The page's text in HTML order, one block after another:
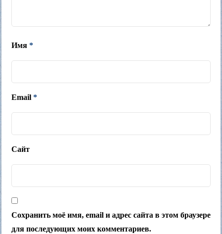
Имя *
Email *
Сайт
Сохранить моё имя, email и адрес сайта в этом браузере
для последующих моих комментариев.